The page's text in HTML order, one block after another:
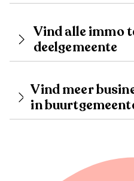
Vind alle immo
deelgemeente
Vind meer
in